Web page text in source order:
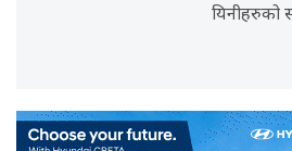
यिनीहरुको